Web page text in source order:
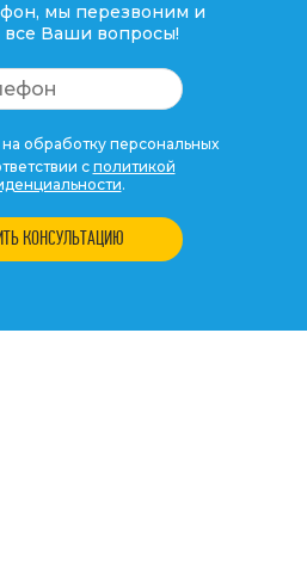
мы перезвоним и
все Ваши вопросы!
обработку персональных
с политикой
.
КОНСУЛЬТАЦИЮ